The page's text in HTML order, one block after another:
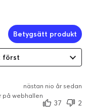
Betygsätt produkt
först
nästan nio år sedan
på webhallen
37
2